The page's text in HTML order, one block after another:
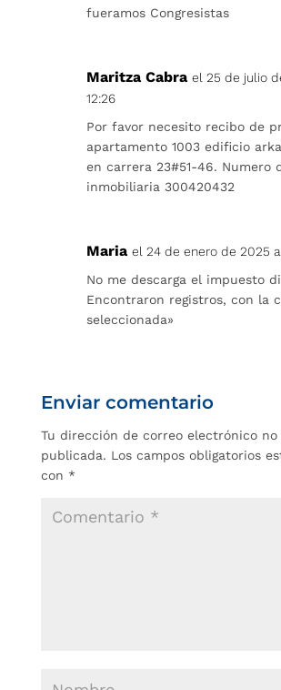
fueramos Congresistas
Maritza Cabra el 25 de julio
12:26
Por favor necesito recibo de
apartamento 1003 edificio
en carrera 23#51-46. Numero
inmobiliaria 300420432
Maria el 24 de enero de 2025
No me descarga el impuesto
Encontraron registros, con la
seleccionada»
Enviar comentario
Tu dirección de correo electrónico no
publicada. Los campos obligatorios
con *